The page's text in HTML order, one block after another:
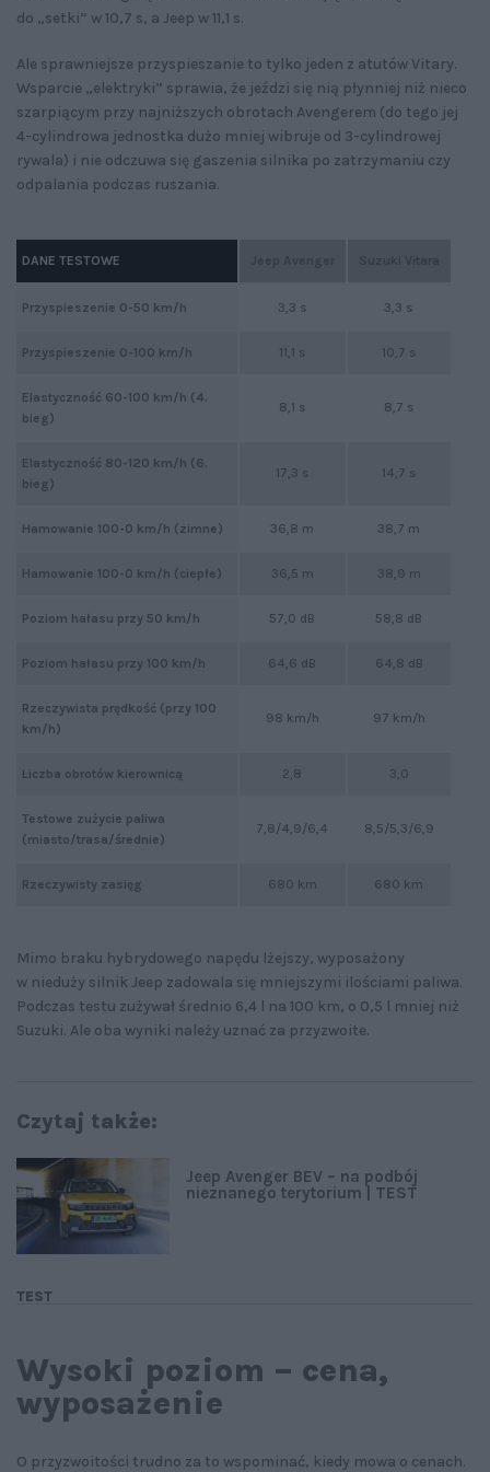
do „setki” w 10,7 s, a Jeep w 11,1 s.
Ale sprawniejsze przyspieszanie to tylko jeden z atutów Vitary.
Wsparcie „elektryki” sprawia, że jeździ się nią płynniej niż nieco
szarpiącym przy najniższych obrotach Avengerem (do tego jej
4-cylindrowa jednostka dużo mniej wibruje od 3-cylindrowej
rywala) i nie odczuwa się gaszenia silnika po zatrzymaniu czy
odpalania podczas ruszania.
3,3 s 3,3 s
11,1 s 10,7 s
8,1 s 8,7 s
17,3 s 14,7 s
36,8 m 38,7 m
36,5 m 38,9 m
57,0 dB 58,8 dB
64,6 dB 64,8 dB
98 km/h 97 km/h
2,8 3,0
7,8/4,9/6,4 8,5/5,3/6,9
680 km 680 km
DANE TESTOWE
Przyspieszenie 0-50 km/h
Przyspieszenie 0-100 km/h
Elastyczność 60-100 km/h (4.
bieg)
Elastyczność 80-120 km/h (6.
bieg)
Hamowanie 100-0 km/h (zimne)
Hamowanie 100-0 km/h (ciepłe)
Poziom hałasu przy 50 km/h
Poziom hałasu przy 100 km/h
Rzeczywista prędkość (przy 100
km/h)
Liczba obrotów kierownicą
Testowe zużycie paliwa
(miasto/trasa/średnie)
Rzeczywisty zasięg
Mimo braku hybrydowego napędu lżejszy, wyposażony
w nieduży silnik Jeep zadowala się mniejszymi ilościami paliwa.
Podczas testu zużywał średnio 6,4 l na 100 km, o 0,5 l mniej niż
Suzuki. Ale oba wyniki należy uznać za przyzwoite.
Czytaj także:
TEST
Jeep Avenger BEV – na podbój
nieznanego terytorium | TEST
Wysoki poziom – cena,
wyposażenie
O przyzwoitości trudno za to wspominać, kiedy mowa o cenach.